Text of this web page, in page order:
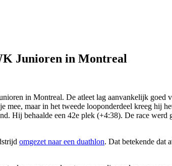
Junioren in Montreal
in Montreal. De atleet lag aanvankelijk goed
maar in het tweede looponderdeel kreeg hij
Hij behaalde een 42e plek (+4:38). De race werd
omgezet naar een duathlon. Dat betekende dat